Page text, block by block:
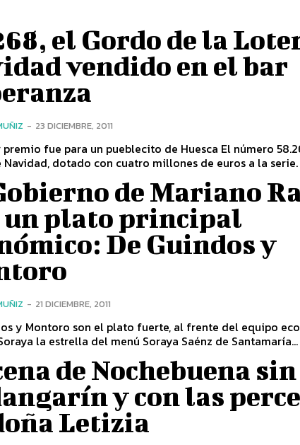
el Gordo de la
vendido en el bar
- 23 DICIEMBRE, 2011
fue para un pueblecito de Huesca El número 58.268 ha sido el
dotado con cuatro millones de euros a la serie.
de Mariano
un plato principal
De Guindos y
- 21 DICIEMBRE, 2011
y Montoro son el plato fuerte, al frente del equipo
Rajoy, y Soraya la estrella del menú Soraya Saénz de Santamaría...
de Nochebuena sin
y con las
Letizia